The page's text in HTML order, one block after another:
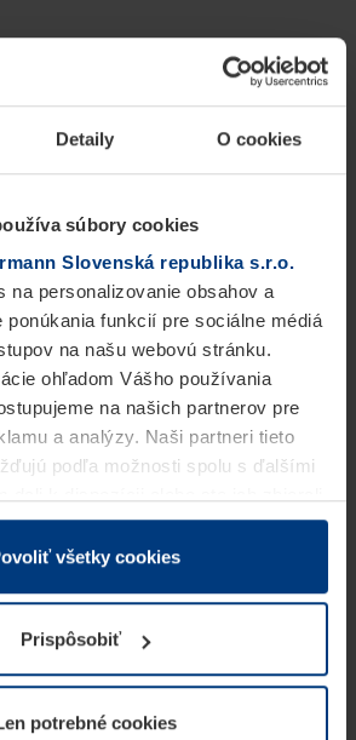
Detaily O cookies
súbory cookies
Slovenská republika s.r.o.
na personalizovanie obsahov a
ponúkania funkcií pre sociálne médiá
na našu webovú stránku.
ohľadom Vášho používania
na našich partnerov pre
a analýzy. Naši partneri tieto
podľa možnosti spolu s ďalšími
služieb.
môžeme cookies ukladať na Vašom
Pre všetky ostatné typy cookie
Vaše povolenie môžete
alebo odvolať vo vysvetlení cookie
všetky cookies
Prispôsobiť
potrebné cookies